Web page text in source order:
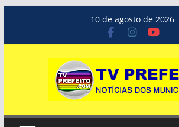
o
10 de agosto de 2026